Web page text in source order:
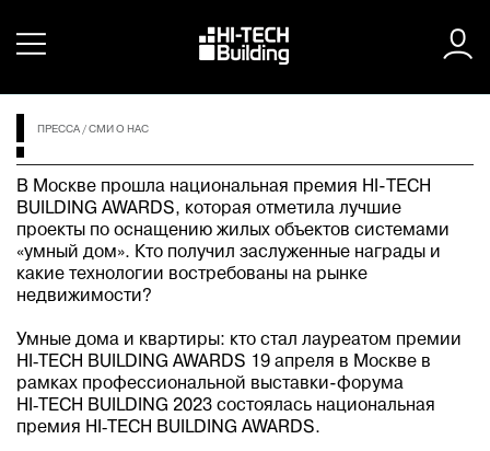
ПРЕССА / СМИ О НАС
В Москве прошла национальная премия HI-TECH
BUILDING AWARDS, которая отметила лучшие
проекты по оснащению жилых объектов системами
«умный дом». Кто получил заслуженные награды и
какие технологии востребованы на рынке
недвижимости?
Умные дома и квартиры: кто стал лауреатом премии
HI‑TECH BUILDING AWARDS 19 апреля в Москве в
рамках профессиональной выставки-форума
HI‑TECH BUILDING 2023 состоялась национальная
премия HI‑TECH BUILDING AWARDS.